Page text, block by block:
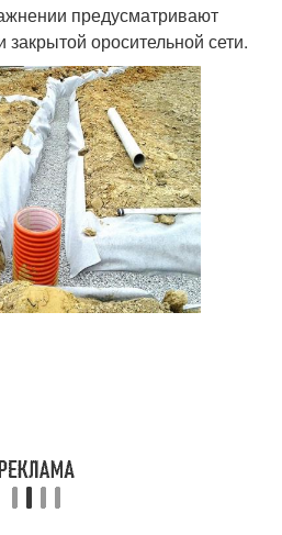
предусматривают
закрытой оросительной сети.